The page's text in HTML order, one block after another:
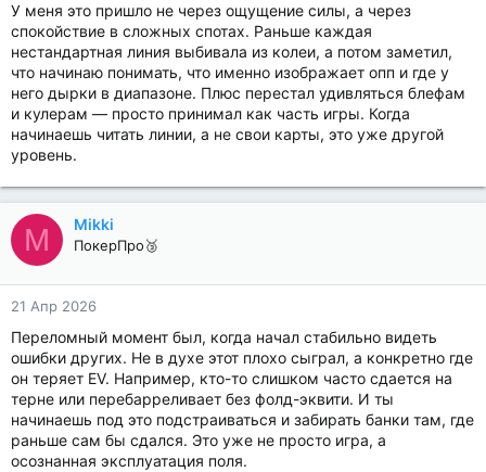
У меня это пришло не через ощущение силы, а через
спокойствие в сложных спотах. Раньше каждая
нестандартная линия выбивала из колеи, а потом заметил,
что начинаю понимать, что именно изображает опп и где у
него дырки в диапазоне. Плюс перестал удивляться блефам
и кулерам — просто принимал как часть игры. Когда
начинаешь читать линии, а не свои карты, это уже другой
уровень.
M Mikki
ПокерПро🥉
21 Апр 2026
Переломный момент был, когда начал стабильно видеть
ошибки других. Не в духе этот плохо сыграл, а конкретно где
он теряет EV. Например, кто-то слишком часто сдается на
терне или перебарреливает без фолд-эквити. И ты
начинаешь под это подстраиваться и забирать банки там, где
раньше сам бы сдался. Это уже не просто игра, а
осознанная эксплуатация поля.